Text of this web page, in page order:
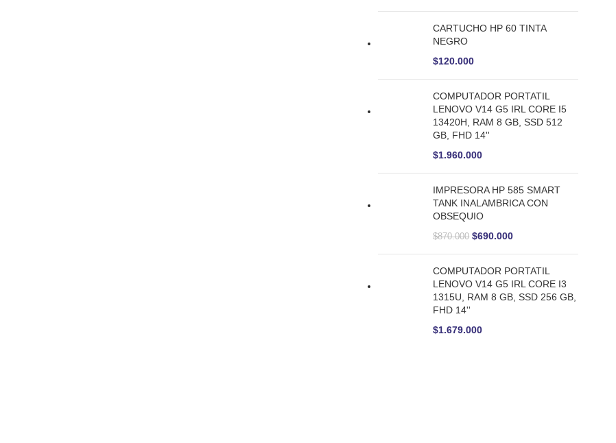
CARTUCHO HP 60 TINTA
NEGRO
$120.000
COMPUTADOR PORTATIL
LENOVO V14 G5 IRL CORE I5
13420H, RAM 8 GB, SSD 512
GB, FHD 14''
$1.960.000
IMPRESORA HP 585 SMART
TANK INALAMBRICA CON
OBSEQUIO
$870.000 $690.000
COMPUTADOR PORTATIL
LENOVO V14 G5 IRL CORE I3
1315U, RAM 8 GB, SSD 256 GB,
FHD 14''
$1.679.000